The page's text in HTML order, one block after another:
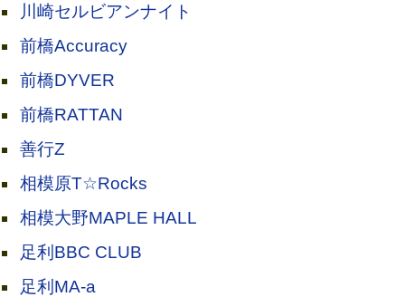
川崎セルビアンナイト
前橋Accuracy
前橋DYVER
前橋RATTAN
善行Z
相模原T☆Rocks
相模大野MAPLE HALL
足利BBC CLUB
足利MA-a